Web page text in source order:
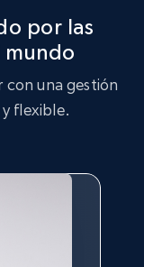
gratuita
lang,
gratuita
por las
mundo
con una gestión
flexible.